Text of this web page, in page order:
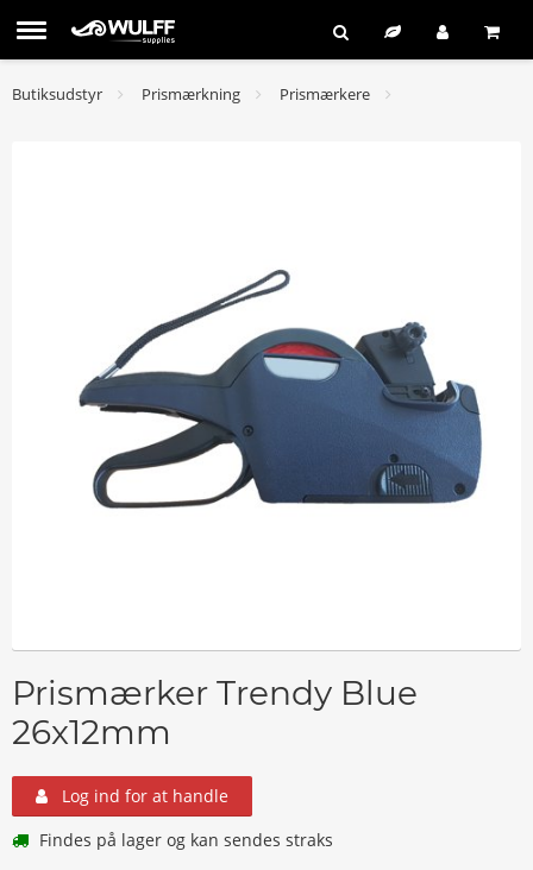
Butiksudstyr Prismærkning Prismærkere
Prismærker Trendy Blue
26x12mm
Log ind for at handle
Findes på lager og kan sendes straks